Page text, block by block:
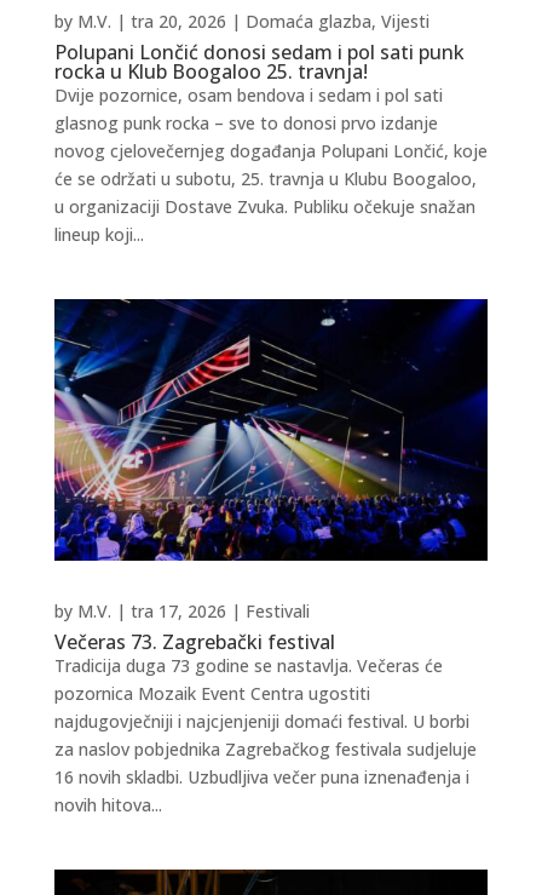
Polupani Lončić donosi sedam i pol sati punk
rocka u Klub Boogaloo 25. travnja!
by M.V. | tra 20, 2026 | Domaća glazba, Vijesti
Dvije pozornice, osam bendova i sedam i pol sati
glasnog punk rocka – sve to donosi prvo izdanje
novog cjelovečernjeg događanja Polupani Lončić, koje
će se održati u subotu, 25. travnja u Klubu Boogaloo,
u organizaciji Dostave Zvuka. Publiku očekuje snažan
lineup koji...
Večeras 73. Zagrebački festival
by M.V. | tra 17, 2026 | Festivali
Tradicija duga 73 godine se nastavlja. Večeras će
pozornica Mozaik Event Centra ugostiti
najdugovječniji i najcjenjeniji domaći festival. U borbi
za naslov pobjednika Zagrebačkog festivala sudjeluje
16 novih skladbi. Uzbudljiva večer puna iznenađenja i
novih hitova...